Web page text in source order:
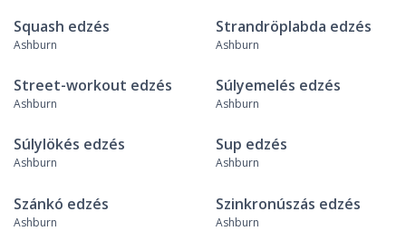
Squash edzés
Ashburn
Strandröplabda edzés
Ashburn
Street-workout edzés
Ashburn
Súlyemelés edzés
Ashburn
Súlylökés edzés
Ashburn
Sup edzés
Ashburn
Szánkó edzés
Ashburn
Szinkronúszás edzés
Ashburn